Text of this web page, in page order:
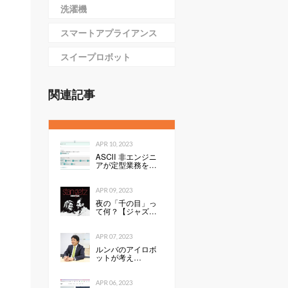
洗濯機
スマートアプライアンス
スイープロボット
関連記事
APR 10, 2023
ASCII 非エンジニ
アが定型業務を自
動化する ～Power
～
APR 09, 2023
夜の「千の目」っ
て何？【ジャズを
聴く技術 〜ジャズ
ー」への道126】
APR 07, 2023
ルンバのアイロボ
ットが考え
る、“真”のスマート
APR 06, 2023